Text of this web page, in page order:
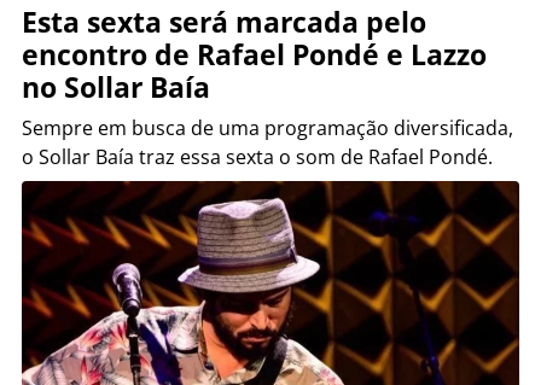
Esta sexta será marcada pelo
encontro de Rafael Pondé e Lazzo
no Sollar Baía
Sempre em busca de uma programação diversificada,
o Sollar Baía traz essa sexta o som de Rafael Pondé.